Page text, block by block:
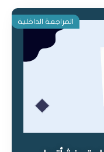
المراجعة الداخلية